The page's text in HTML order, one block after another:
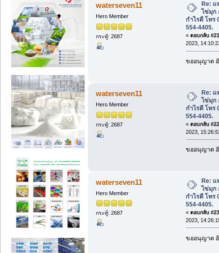
waterseven11
Hero Member
กระทู้: 2687
Re:
ไข่มุก
กำไรดี โทร
554-4405.
« ตอบกลับ
2023,
ขออนุญาต
waterseven11
Hero Member
กระทู้: 2687
Re: แ
ไข่มุก
กำไรดี โทร
554-4405.
« ตอบกลับ
2023,
ขออนุญาต
waterseven11
Hero Member
กระทู้: 2687
Re: แ
ไข่มุก
กำไรดี โทร
554-4405.
« ตอบกลับ
2023,
ขออนุญาต